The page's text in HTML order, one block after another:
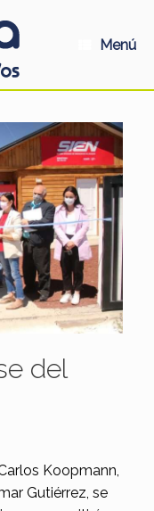
Menú
del
Koopmann,
Gutiérrez, se